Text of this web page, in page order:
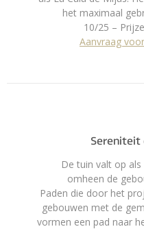
het maximaal
10/25 –
Aanvraag
Sereniteit
De tuin valt op
omheen de
Paden die door het
gebouwen met de
vormen een pad naar